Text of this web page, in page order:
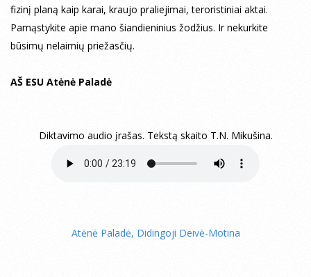
fizinį planą kaip karai, kraujo praliejimai, teroristiniai aktai.
Pamąstykite apie mano šiandieninius žodžius. Ir nekurkite
būsimų nelaimių priežasčių.
AŠ ESU Atėnė Paladė
Diktavimo audio įrašas. Tekstą skaito T.N. Mikušina.
Atėnė Paladė, Didingoji Deivė-Motina